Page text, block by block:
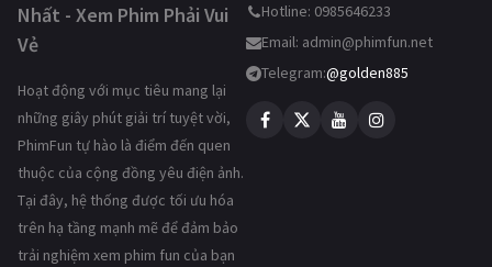
Nhất - Xem Phim Phải Vui
Vẻ
Hoạt động với mục tiêu mang lại
những giây phút giải trí tuyệt vời,
PhimFun tự hào là điểm đến quen
thuộc của cộng đồng yêu điện ảnh.
Tại đây, hệ thống được tối ưu hóa
trên hạ tầng mạnh mẽ để đảm bảo
trải nghiệm xem phim fun của bạn
Hotline: 0985646233
Email: admin@phimfun.net
Telegram:@golden885